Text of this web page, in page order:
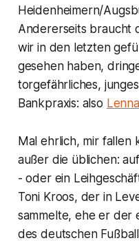
Heidenheimern/
Andererseits braucht
wir in den letzten
gesehen haben,
torgefährliches,
Bankpraxis: also
Mal ehrlich, mir fallen
außer die üblichen:
- oder ein
Toni Kroos, der in
sammelte, ehe er der
des deutschen